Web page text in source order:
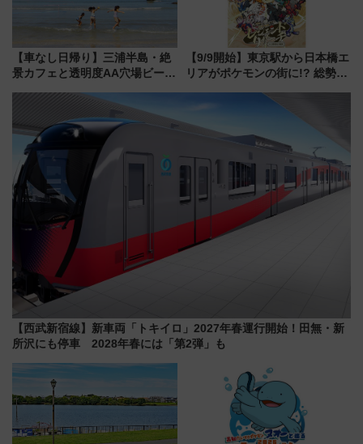
【車なし日帰り】三浦半島・絶
景カフェと透明度AA穴場ビーチ
用してストレスフリー旅へ行こ
【9/9開始】東京駅から日本橋エ
リアがポケモンの街に!? 総勢
リサーチ」本格謎解き・グッズ
【西武新宿線】新車両「トキイロ」2027年春運行開始！田無・新
所沢にも停車 2028年春には「第2弾」も